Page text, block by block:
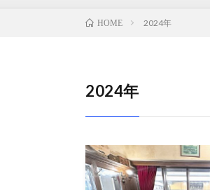
HOME 2024年
2024年